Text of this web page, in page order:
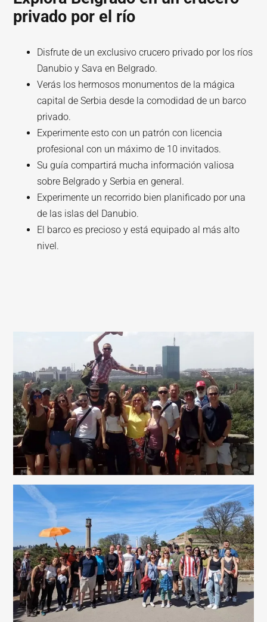
privado por el río
Disfrute de un exclusivo crucero privado por los ríos
Danubio y Sava en Belgrado.
Verás los hermosos monumentos de la mágica
capital de Serbia desde la comodidad de un barco
privado.
Experimente esto con un patrón con licencia
profesional con un máximo de 10 invitados.
Su guía compartirá mucha información valiosa
sobre Belgrado y Serbia en general.
Experimente un recorrido bien planificado por una
de las islas del Danubio.
El barco es precioso y está equipado al más alto
nivel.